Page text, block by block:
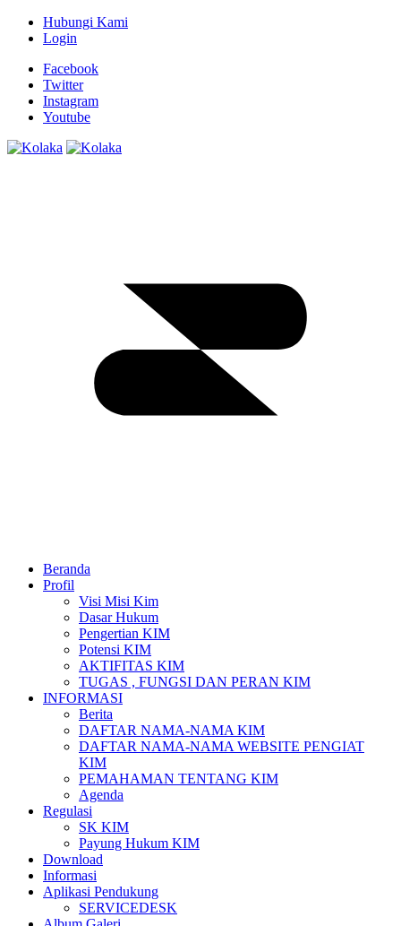
Hubungi Kami
Login
Facebook
Twitter
Instagram
Youtube
Beranda
Profil
Visi Misi Kim
Dasar Hukum
Pengertian KIM
Potensi KIM
AKTIFITAS KIM
TUGAS , FUNGSI DAN PERAN KIM
INFORMASI
Berita
DAFTAR NAMA-NAMA KIM
DAFTAR NAMA-NAMA WEBSITE PENGIAT
KIM
PEMAHAMAN TENTANG KIM
Agenda
Regulasi
SK KIM
Payung Hukum KIM
Download
Informasi
Aplikasi Pendukung
SERVICEDESK